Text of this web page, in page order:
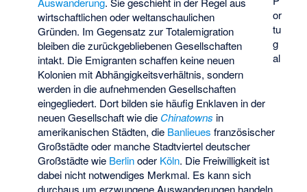
or
tu
g
al
wirtschaftlichen oder weltanschaulichen
Gründen. Im Gegensatz zur Totalemigration
bleiben die zurückgebliebenen Gesellschaften
intakt. Die Emigranten schaffen keine neuen
Kolonien mit Abhängigkeitsverhältnis, sondern
werden in die aufnehmenden Gesellschaften
eingegliedert. Dort bilden sie häufig Enklaven in der
neuen Gesellschaft wie die Chinatowns in
amerikanischen Städten, die Banlieues französischer
Großstädte oder manche Stadtviertel deutscher
Großstädte wie Berlinoder Köln. Die Freiwilligkeit ist
dabei nicht notwendiges Merkmal. Es kann sich